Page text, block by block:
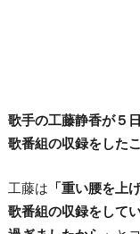
歌手の工藤静香が５
歌番組の収録をした
工藤は 「重い腰を上
歌番組の収録をして